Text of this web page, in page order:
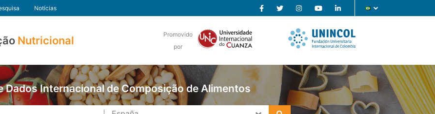
Notícias
Nutricional
Promovido
por
Dados Internacional de Composição de Alimentos